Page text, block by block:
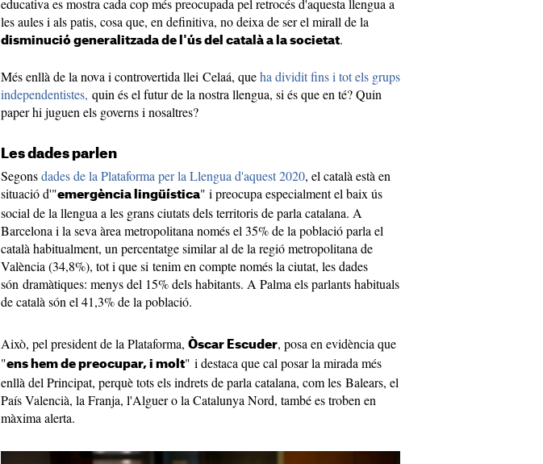
educativa es mostra cada cop més preocupada pel retrocés d'aquesta llengua a
les aules i als patis, cosa que, en definitiva, no deixa de ser el mirall de la
disminució generalitzada de l'ús del català a la societat.
Més enllà de la nova i controvertida llei Celaá, queha dividit fins i tot els grups
independentistes, quin és el futur de la nostra llengua, si és que en té? Quin
paper hi juguen els governs i nosaltres?
Les dades parlen
Segonsdades de la Plataforma per la Llengua d'aquest 2020, el català està en
situació d'"emergència lingüística" i preocupa especialment el baix ús
social de la llengua a les grans ciutats dels territoris de parla catalana. A
Barcelona i la seva àrea metropolitana només el 35% de la població parla el
català habitualment, un percentatge similar al de la regió metropolitana de
València (34,8%), tot i que si tenim en compte només la ciutat, les dades
són dramàtiques: menys del 15% dels habitants. A Palma els parlants habituals
de català són el 41,3% de la població.
Això, pel president de la Plataforma, Òscar Escuder, posa en evidència que
"ens hem de preocupar, i molt" i destaca que cal posar la mirada més
enllà del Principat, perquè tots els indrets de parla catalana, com les Balears, el
País Valencià, la Franja, l'Alguer o la Catalunya Nord, també es troben en
màxima alerta.